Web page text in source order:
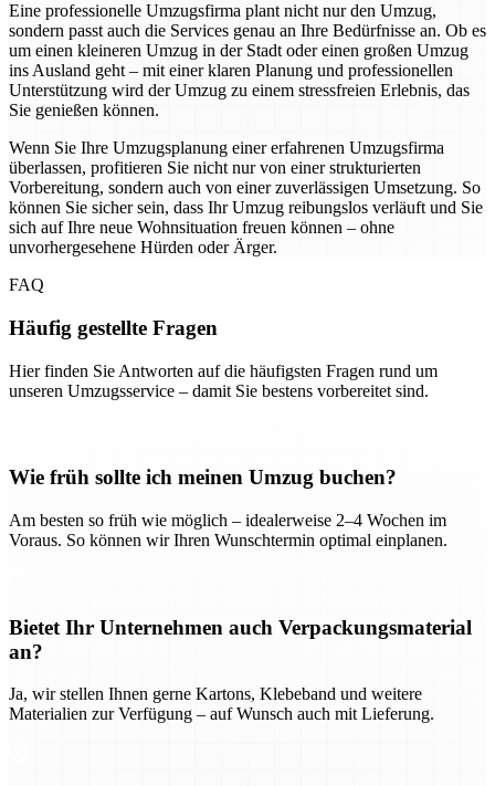
Eine professionelle Umzugsfirma plant nicht nur den Umzug,
sondern passt auch die Services genau an Ihre Bedürfnisse an. Ob es
um einen kleineren Umzug in der Stadt oder einen großen Umzug
ins Ausland geht – mit einer klaren Planung und professionellen
Unterstützung wird der Umzug zu einem stressfreien Erlebnis, das
Sie genießen können.
Wenn Sie Ihre Umzugsplanung einer erfahrenen Umzugsfirma
überlassen, profitieren Sie nicht nur von einer strukturierten
Vorbereitung, sondern auch von einer zuverlässigen Umsetzung. So
können Sie sicher sein, dass Ihr Umzug reibungslos verläuft und Sie
sich auf Ihre neue Wohnsituation freuen können – ohne
unvorhergesehene Hürden oder Ärger.
FAQ
Häufig gestellte Fragen
Hier finden Sie Antworten auf die häufigsten Fragen rund um
unseren Umzugsservice – damit Sie bestens vorbereitet sind.
Wie früh sollte ich meinen Umzug buchen?
Am besten so früh wie möglich – idealerweise 2–4 Wochen im
Voraus. So können wir Ihren Wunschtermin optimal einplanen.
Bietet Ihr Unternehmen auch Verpackungsmaterial
an?
Ja, wir stellen Ihnen gerne Kartons, Klebeband und weitere
Materialien zur Verfügung – auf Wunsch auch mit Lieferung.